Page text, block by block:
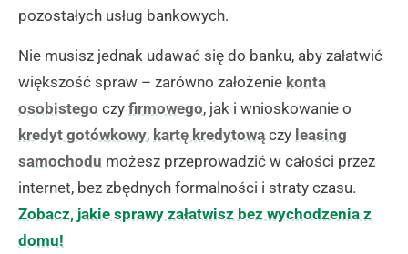
pozostałych usług bankowych.
Nie musisz jednak udawać się do banku, aby załatwić
większość spraw – zarówno założenie konta
osobistego czy firmowego, jak i wnioskowanie o
kredyt gotówkowy, kartę kredytowączy leasing
samochodu możesz przeprowadzić w całości przez
internet, bez zbędnych formalności i straty czasu.
Zobacz, jakie sprawy załatwisz bez wychodzenia z
domu!